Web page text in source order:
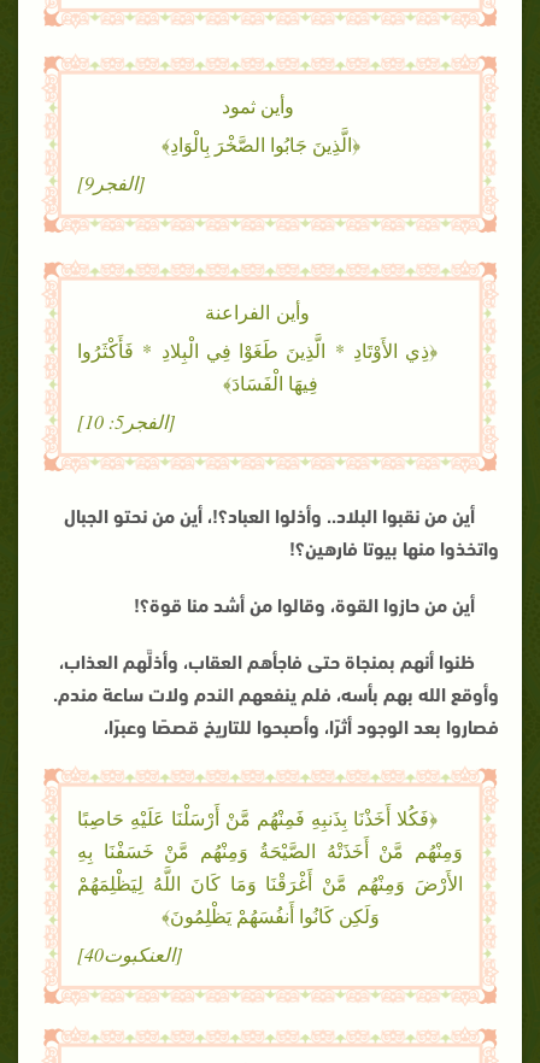
وأين ثمود
﴿الَّذِينَ جَابُوا الصَّخْرَ بِالْوَادِ﴾
[الفجر9]
وأين الفراعنة
﴿ذِي الأَوْتَادِ * الَّذِينَ طَغَوْا فِي الْبِلادِ * فَأَكْثَرُوا
فِيهَا الْفَسَادَ﴾
[الفجر5: 10]
أين من نقبوا البلاد.. وأذلوا العباد؟!، أين من نحتو الجبال
واتخذوا منها بيوتا فارهين؟!
أين من حازوا القوة، وقالوا من أشد منا قوة؟!
ظنوا أنهم بمنجاة حتى فاجأهم العقاب، وأذلَّهم العذاب،
وأوقع الله بهم بأسه، فلم ينفعهم الندم ولات ساعة مندم.
فصاروا بعد الوجود أثرًا، وأصبحوا للتاريخ قصصًا وعبرًا،
﴿فَكُلا أَخَذْنَا بِذَنبِهِ فَمِنْهُم مَّنْ أَرْسَلْنَا عَلَيْهِ حَاصِبًا
وَمِنْهُم مَّنْ أَخَذَتْهُ الصَّيْحَةُ وَمِنْهُم مَّنْ خَسَفْنَا بِهِ
الأَرْضَ وَمِنْهُم مَّنْ أَغْرَقْنَا وَمَا كَانَ اللَّهُ لِيَظْلِمَهُمْ
وَلَكِن كَانُوا أَنفُسَهُمْ يَظْلِمُونَ﴾
[العنكبوت40]